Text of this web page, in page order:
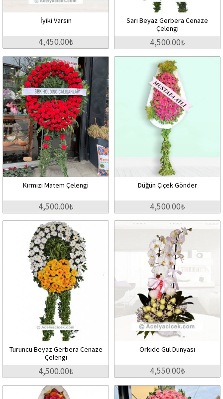
İyiki Varsın
4,450.00₺
Sarı Beyaz Gerbera Cenaze
Çelengi
4,500.00₺
Kırmızı Matem Çelengi
4,500.00₺
Düğün Çiçek Gönder
4,500.00₺
Turuncu Beyaz Gerbera Cenaze
Çelengi
4,500.00₺
Orkide Gül Dünyası
4,550.00₺